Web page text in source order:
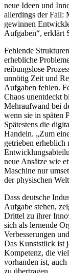
neue Ideen und
allerdings der Fall:
gewinnen
Aufgaben“, erklärt
Fehlende
erhebliche
reibungslose
unnötig Zeit und
Aufgaben fehlen.
Chaos unentdeckt
Mehraufwand bei
wenn sie in späten
Spätestens die
Handeln. „Zum
getrieben erheblich
neue Ansätze wie
Maschine nur
der physischen
Dass deutsche
Aufgabe stehen,
Drittel zu ihrer
sich als lernende
Verbesserungen
Das Kunststück ist
Kompetenz, die
vorhanden ist,
zu übertragen.